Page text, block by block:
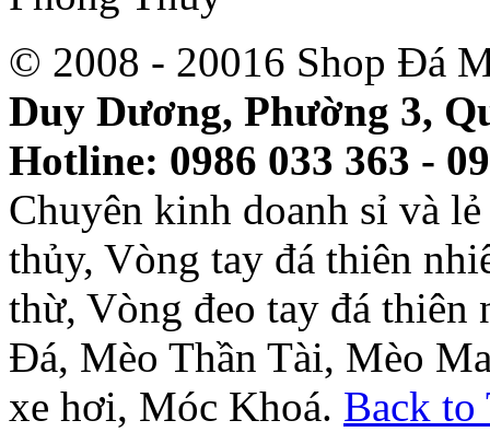
© 2008 - 20016 Shop Đá
Duy Dương, Phường 3,
Hotline: 0986 033 363 -
Chuyên kinh doanh sỉ và
thủy, Vòng tay đá thiên
thừ, Vòng đeo tay đá thiên
Đá, Mèo Thần Tài, Mèo
xe hơi, Móc Khoá. Back to